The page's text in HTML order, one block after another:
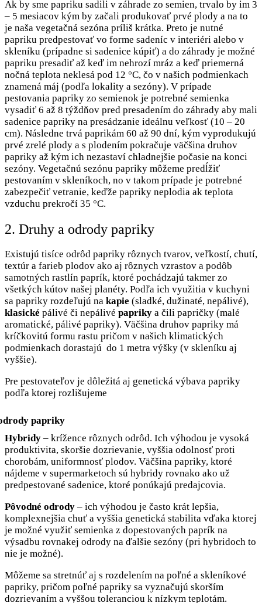
Ak by sme papriku sadili v záhrade zo semien, trvalo by im 3
– 5 mesiacov kým by začali produkovať prvé plody a na to
je naša vegetačná sezóna príliš krátka. Preto je nutné
papriku predpestovať vo forme sadeníc v interiéri alebo v
skleníku (prípadne si sadenice kúpiť) a do záhrady je možné
papriku presadiť až keď im nehrozí mráz a keď priemerná
nočná teplota neklesá pod 12 °C, čo v našich podmienkach
znamená máj (podľa lokality a sezóny). V prípade
pestovania papriky zo semienok je potrebné semienka
vysadiť 6 až 8 týždňov pred presadením do záhrady aby mali
sadenice papriky na presádzanie ideálnu veľkosť (10 – 20
cm). Následne trvá paprikám 60 až 90 dní, kým vyprodukujú
prvé zrelé plody a s plodením pokračuje väčšina druhov
papriky až kým ich nezastaví chladnejšie počasie na konci
sezóny. Vegetačnú sezónu papriky môžeme predĺžiť
pestovaním v skleníkoch, no v takom prípade je potrebné
zabezpečiť vetranie, keďže papriky neplodia ak teplota
vzduchu prekročí 35 °C.
2. Druhy a odrody papriky
Existujú tisíce odrôd papriky rôznych tvarov, veľkostí, chutí,
textúr a farieb plodov ako aj rôznych vzrastov a podôb
samotných rastlín paprík, ktoré pochádzajú takmer zo
všetkých kútov našej planéty. Podľa ich využitia v kuchyni
sa papriky rozdeľujú na kapie (sladké, dužinaté, nepálivé),
klasické pálivé či nepálivé papriky a čili papričky (malé
aromatické, pálivé papriky). Väčšina druhov papriky má
kríčkovitú formu rastu pričom v našich klimatických
podmienkach dorastajú do 1 metra výšky (v skleníku aj
vyššie).
Pre pestovateľov je dôležitá aj genetická výbava papriky
podľa ktorej rozlišujeme
Hybridy – krížence rôznych odrôd. Ich výhodou je vysoká
produktivita, skoršie dozrievanie, vyššia odolnosť proti
chorobám, uniformnosť plodov. Väčšina papriky, ktoré
nájdeme v supermarketoch sú hybridy rovnako ako už
predpestované sadenice, ktoré ponúkajú predajcovia.
Pôvodné odrody – ich výhodou je často krát lepšia,
komplexnejšia chuť a vyššia genetická stabilita vďaka ktorej
je možné využiť semienka z dopestovaných paprík na
výsadbu rovnakej odrody na ďalšie sezóny (pri hybridoch to
nie je možné).
Môžeme sa stretnúť aj s rozdelením na poľné a skleníkové
papriky, pričom poľné papriky sa vyznačujú skorším
dozrievaním a vyššou toleranciou k nízkym teplotám.